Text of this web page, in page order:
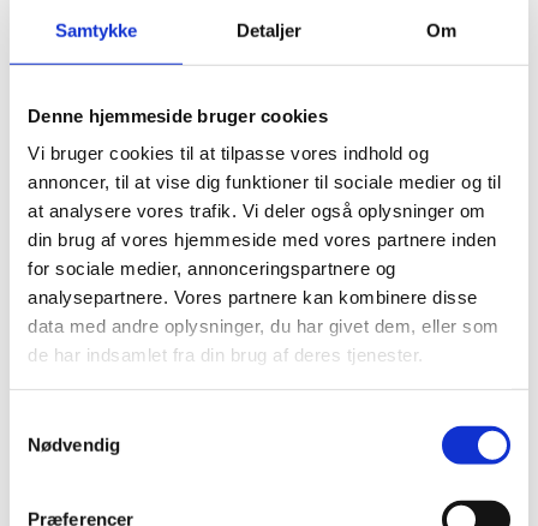
Samtykke Detaljer Om
Denne hjemmeside bruger cookies
Vi bruger cookies til at tilpasse vores indhold og
annoncer, til at vise dig funktioner til sociale medier og til
at analysere vores trafik. Vi deler også oplysninger om
din brug af vores hjemmeside med vores partnere inden
for sociale medier, annonceringspartnere og
analysepartnere. Vores partnere kan kombinere disse
data med andre oplysninger, du har givet dem, eller som
de har indsamlet fra din brug af deres tjenester.
Nødvendig
Præferencer